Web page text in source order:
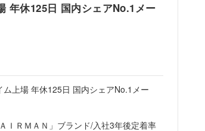
年休125日 国内シェアNo.1メー
ム上場 年休125日 国内シェアNo.1メー
ＩＲＭＡＮ」ブランド/入社3年後定着率